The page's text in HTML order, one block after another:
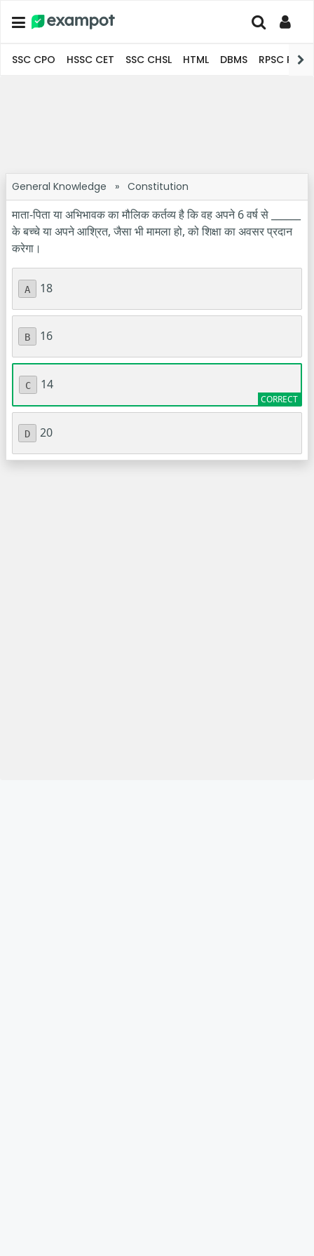
SSC CPO HSSC CET SSC CHSL HTML DBMS RPSC
General Knowledge » Constitution
माता-पिता या अभिभावक का मौलिक कर्तव्य है कि वह अपने 6 वर्ष से ______
के बच्चे या अपने आश्रित, जैसा भी मामला हो, को शिक्षा का अवसर प्रदान
करेगा।
A 18
B 16
C 14
D 20